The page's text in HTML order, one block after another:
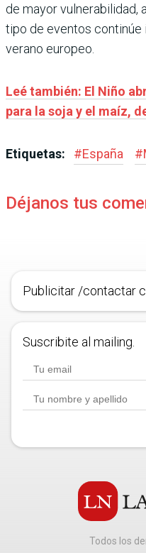
de mayor vulnerabilidad,
tipo de eventos continúe
verano europeo.
Leé también: El Niño
para la soja y el maíz,
Etiquetas: #España #
Déjanos tus
Publicitar /contactar
Suscribite al mailing.
Todos los